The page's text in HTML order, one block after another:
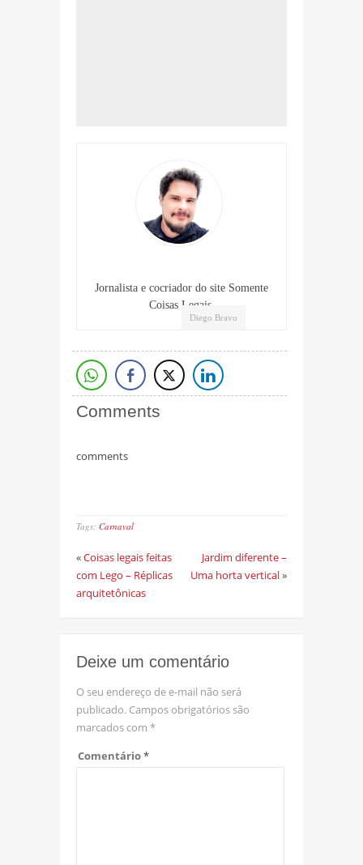
Diego Bravo
Jornalista e cocriador do site Somente
Coisas Legais.
Comments
comments
Tags: Carnaval
«Coisas legais feitas
com Lego – Réplicas
arquitetônicas
Jardim diferente –
Uma horta vertical»
Deixe um comentário
O seu endereço de e-mail não será
publicado. Campos obrigatórios são
marcados com *
Comentário*